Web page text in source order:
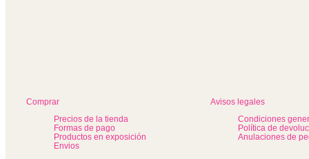
Comprar
Precios de la tienda
Formas de pago
Productos en exposición
Envios
Avisos legales
Condiciones
Política de
Anulaciones de